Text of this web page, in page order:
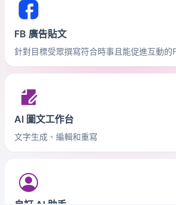
FB 廣告貼文
針對目標受眾撰寫符合時事且能促進互動的
AI 圖文工作台
文字生成、編輯和重寫